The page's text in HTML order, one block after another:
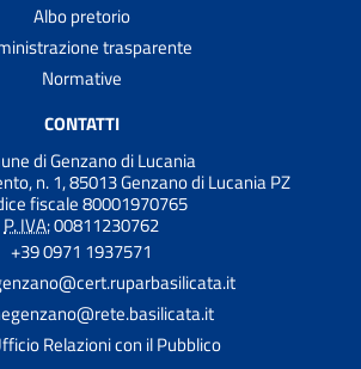
Albo pretorio
trasparente
Normative
CONTATTI
di Genzano di Lucania
n. 1, 85013 Genzano di Lucania PZ
fiscale 80001970765
P. IVA:00811230762
+39 0971 1937571
Relazioni con il Pubblico